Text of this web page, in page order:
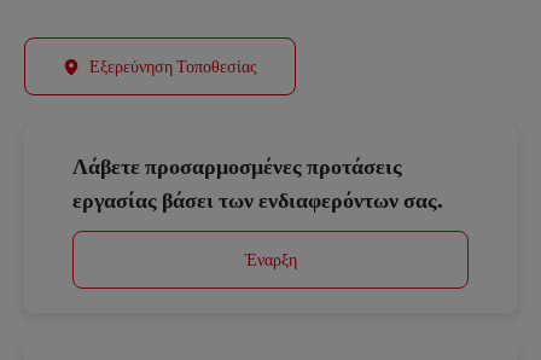
Εξερεύνηση Τοποθεσίας
Λάβετε προσαρμοσμένες προτάσεις
εργασίας βάσει των ενδιαφερόντων σας.
Έναρξη